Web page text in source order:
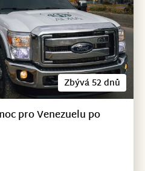
Zbývá 52 dnů
pro Venezuelu po